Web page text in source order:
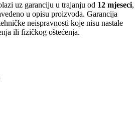
uz garanciju u trajanju od 12 mjeseci,
u opisu proizvoda. Garancija
neispravnosti koje nisu nastale
ili fizičkog oštećenja.